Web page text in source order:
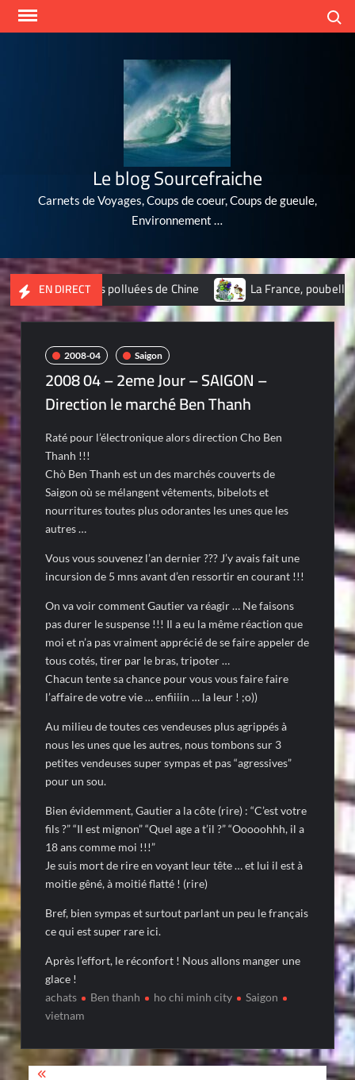
Skip
Le blog Sourcefraiche
Carnets de Voyages, Coups de coeur, Coups de gueule,
Environnement …
EN DIRECT
villes les plus polluées de Chine La France, poubelle du
2008-04 Saigon
2008 04 – 2eme Jour – SAIGON –
Direction le marché Ben Thanh
Raté pour l’électronique alors direction Cho Ben
Thanh !!!
Chò Ben Thanh est un des marchés couverts de
Saigon où se mélangent vêtements, bibelots et
nourritures toutes plus odorantes les unes que les
autres …
Vous vous souvenez l’an dernier ??? J’y avais fait une
incursion de 5 mns avant d’en ressortir en courant !!!
On va voir comment Gautier va réagir … Ne faisons
pas durer le suspense !!! Il a eu la même réaction que
moi et n’a pas vraiment apprécié de se faire appeler de
tous cotés, tirer par le bras, tripoter …
Chacun tente sa chance pour vous vous faire faire
l’affaire de votre vie … enfiiiin … la leur ! ;o))
Au milieu de toutes ces vendeuses plus agrippés à
nous les unes que les autres, nous tombons sur 3
petites vendeuses super sympas et pas “agressives”
pour un sou.
Bien évidemment, Gautier a la côte (rire) : “C’est votre
fils ?” “Il est mignon” “Quel age a t’il ?” “Ooooohhh, il a
18 ans comme moi !!!”
Je suis mort de rire en voyant leur tête … et lui il est à
moitie gêné, à moitié flatté ! (rire)
Bref, bien sympas et surtout parlant un peu le français
ce qui est super rare ici.
Après l’effort, le réconfort ! Nous allons manger une
glace !
achats
Ben thanh ho chi minh city
Saigon
vietnam